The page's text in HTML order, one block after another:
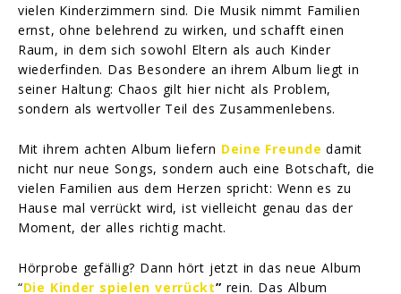
vielen Kinderzimmern sind. Die Musik nimmt Familien
ernst, ohne belehrend zu wirken, und schafft einen
Raum, in dem sich sowohl Eltern als auch Kinder
wiederfinden. Das Besondere an ihrem Album liegt in
seiner Haltung: Chaos gilt hier nicht als Problem,
sondern als wertvoller Teil des Zusammenlebens.
Mit ihrem achten Album liefern Deine Freunde damit
nicht nur neue Songs, sondern auch eine Botschaft, die
vielen Familien aus dem Herzen spricht: Wenn es zu
Hause mal verrückt wird, ist vielleicht genau das der
Moment, der alles richtig macht.
Hörprobe gefällig? Dann hört jetzt in das neue Album
“Die Kinder spielen verrückt” rein. Das Album